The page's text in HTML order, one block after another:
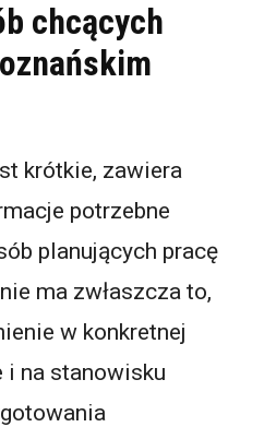
chcących
krótkie, zawiera
potrzebne
planujących pracę
ma zwłaszcza to,
w konkretnej
na stanowisku